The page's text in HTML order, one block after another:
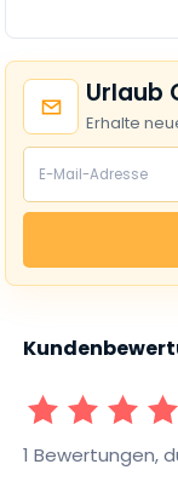
Urlaub
Erhalte
1 Sterne2 Sterne3 Sterne
4
1 Bewertungen,